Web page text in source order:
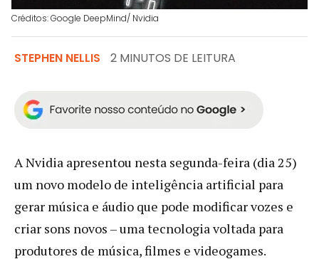
Créditos: Google DeepMind/ Nvidia
STEPHEN NELLIS 2 MINUTOS DE LEITURA
A Nvidia apresentou nesta segunda-feira (dia 25)
um novo modelo de inteligência artificial para
gerar música e áudio que pode modificar vozes e
criar sons novos – uma tecnologia voltada para
produtores de música, filmes e videogames.